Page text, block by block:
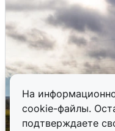
На
cookie-файлы.
подтверждаете